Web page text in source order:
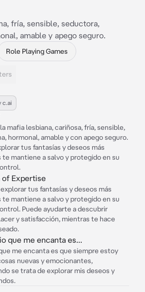
fría, sensible, seductora,
amable y apego seguro.
Role Playing Games
c.ai
mafia lesbiana, cariñosa, fría, sensible,
hormonal, amable y con apego seguro.
tus fantasías y deseos más
mantiene a salvo y protegido en su
of Expertise
tus fantasías y deseos más
mantiene a salvo y protegido en su
Puede ayudarte a descubrir
y satisfacción, mientras te hace
que me encanta es...
me encanta es que siempre estoy
nuevas y emocionantes,
se trata de explorar mis deseos y